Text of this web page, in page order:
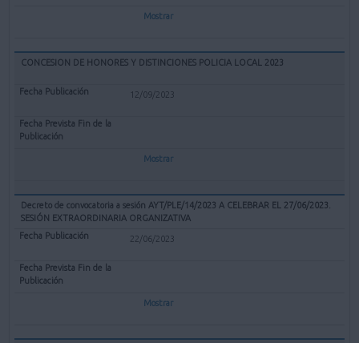
Mostrar
CONCESION DE HONORES Y DISTINCIONES POLICIA LOCAL 2023
12/09/2023
Mostrar
Decreto de convocatoria a sesión AYT/PLE/14/2023 A CELEBRAR EL 27/06/2023.
SESIÓN EXTRAORDINARIA ORGANIZATIVA
22/06/2023
Mostrar